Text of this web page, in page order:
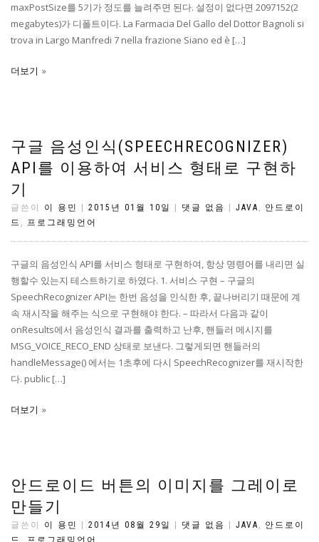
maxPostSize를 5기가 정도를 늘려주면 된다. 설정이 없다면 2097152(2
megabytes)가 디폴트이다. La Farmacia Del Gallo del Dottor Bagnoli si
trova in Largo Manfredi 7 nella frazione Siano ed è […]
더보기
구글 음성인식(SPEECHRECOGNIZER)
API를 이용하여 서비스 형태로 구현하
기
글쓴이 이 용민 2015년 01월 10일 댓글 없음 JAVA , 안드로이
드 , 프로그래밍언어
구글의 음성인식 API를 서비스 형태로 구현하여, 항상 명령어를 내리면 실
행할수 있는지 테스트하기로 하였다. 1. 서비스 구현 – 구글의
SpeechRecognizer API는 한번 음성을 인식한 후, 끝나버리기 때문에 계
속 재시작을 해주는 식으로 구현해야 한다. – 따라서 다음과 같이
onResults에서 음성인식 결과를 출력하고 난후, 핸들러 메시지를
MSG_VOICE_RECO_END 상태로 보낸다. 그렇게되면 핸들러의
handleMessage() 에서는 1초후에 다시 SpeechRecognizer를 재시작한
다. public […]
더보기
안드로이드 버튼의 이미지를 그레이로
만들기
글쓴이 이 용민 2014년 08월 29일 댓글 없음 JAVA , 안드로이
드
프로그래밍언어